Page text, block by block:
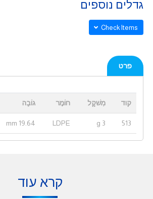
גדלים נוספים
Check Items
פרט
קוד מִשׁקָל חוֹמֶר גוֹבַה
513
3 g
LDPE
19.64 mm
קרא עוד